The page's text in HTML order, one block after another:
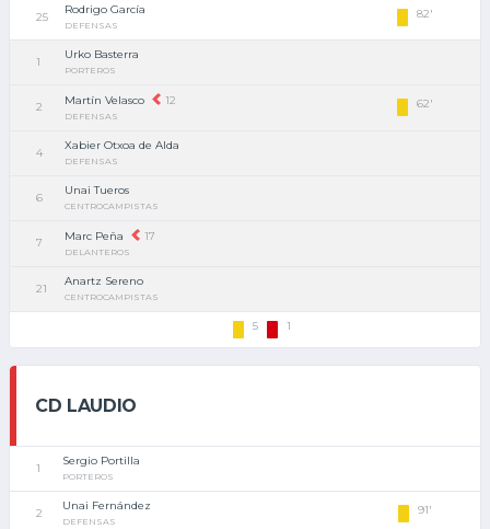
25
Rodrigo García
DEFENSAS
82'
1
Urko Basterra
PORTEROS
2 Martín Velasco 12
DEFENSAS
62'
4
Xabier Otxoa de Alda
DEFENSAS
6
Unai Tueros
CENTROCAMPISTAS
7 Marc Peña 17
DELANTEROS
21
Anartz Sereno
CENTROCAMPISTAS
5 1
CD LAUDIO
1
Sergio Portilla
PORTEROS
2
Unai Fernández
DEFENSAS
91'